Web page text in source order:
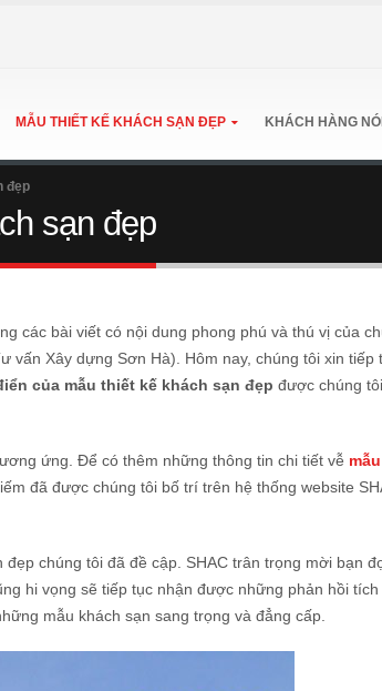
MẪU THIẾT KẾ KHÁCH SẠN ĐẸP KHÁCH HÀNG
đẹp
sạn đẹp
các bài viết có nội dung phong phú và thú vị của
vấn Xây dựng Sơn Hà). Hôm nay, chúng tôi xin tiếp
của mẫu thiết kế khách sạn đẹp được chúng
ứng. Để có thêm những thông tin chi tiết vễ
đã được chúng tôi bố trí trên hệ thống website
chúng tôi đã đề cập. SHAC trân trọng mời bạn
hi vọng sẽ tiếp tục nhận được những phản hồi
mẫu khách sạn sang trọng và đẳng cấp.